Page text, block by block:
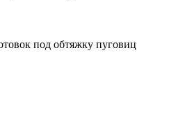
под обтяжку пуговиц